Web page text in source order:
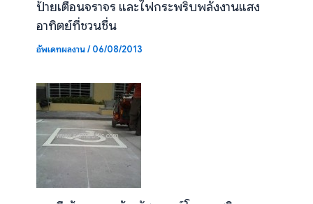
ป้ายเตือนจราจร และไฟกระพริบพลังงานแสง
อาทิตย์ที่ชวนชื่น
อัพเดทผลงาน/06/08/2013